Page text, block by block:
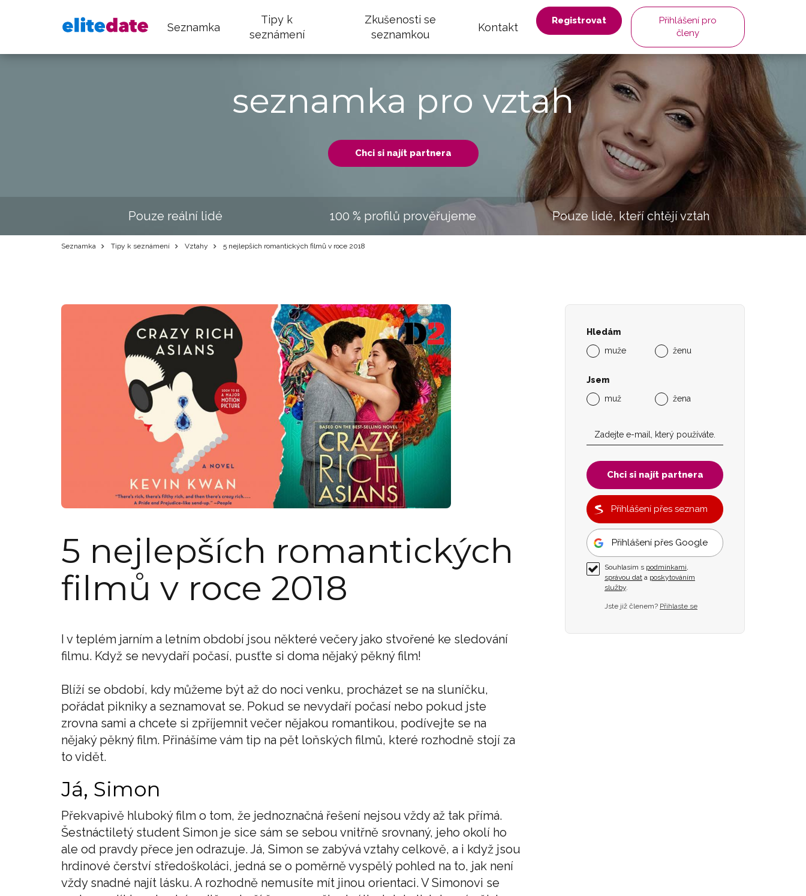
Seznamka
Tipy k
seznámení
Zkušenosti se
seznamkou
Kontakt
Registrovat
Přihlášení pro
členy
seznamka pro vztah
Chci si najít partnera
Pouze reální lidé 100 % profilů prověřujeme Pouze lidé, kteří chtějí vztah
Seznamka Tipy k seznámení Vztahy 5 nejlepších romantických filmů v roce 2018
5 nejlepších romantických
filmů v roce 2018
I v teplém jarním a letním období jsou některé večery jako stvořené ke sledování
filmu. Když se nevydaří počasí, pusťte si doma nějaký pěkný film!
Blíží se období, kdy můžeme být až do noci venku, procházet se na sluníčku,
pořádat pikniky a seznamovat se. Pokud se nevydaří počasí nebo pokud jste
zrovna sami a chcete si zpříjemnit večer nějakou romantikou, podívejte se na
nějaký pěkný film. Přinášíme vám tip na pět loňských filmů, které rozhodně stojí za
to vidět.
Já, Simon
Překvapivě hluboký film o tom, že jednoznačná řešení nejsou vždy až tak přímá.
Šestnáctiletý student Simon je sice sám se sebou vnitřně srovnaný, jeho okolí ho
ale od pravdy přece jen odrazuje. Já, Simon se zabývá vztahy celkově, a i když jsou
hrdinové čerství středoškoláci, jedná se o poměrně vyspělý pohled na to, jak není
vždy snadné najít lásku. A rozhodně nemusíte mít jinou orientaci. V Simonovi se
Hledám
muže
ženu
Jsem
muž
žena
Chci si najít partnera
Přihlášení přes seznam
Přihlášení přes Google
Souhlasím s podmínkami,
správou dat a poskytováním
služby.
Jste již členem? Přihlaste se